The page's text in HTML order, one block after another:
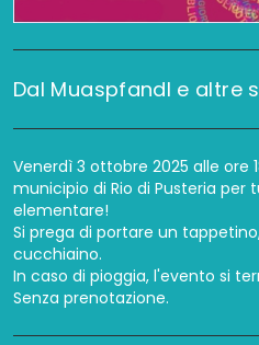
Dal Muaspfandl e altre
Venerdì 3 ottobre 2025 alle ore
municipio di Rio di Pusteria per
elementare!
Si prega di portare un
cucchiaino.
In caso di pioggia, l'evento si
Senza prenotazione.